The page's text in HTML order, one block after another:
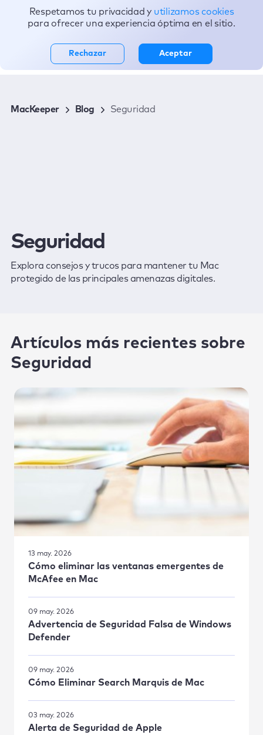
Tópicos
MacKeeper Blog Seguridad
Seguridad
Explora consejos y trucos para mantener tu Mac
protegido de las principales amenazas digitales.
Artículos más recientes sobre
Seguridad
13 may. 2026
Cómo eliminar las ventanas emergentes de
McAfee en Mac
09 may. 2026
Advertencia de Seguridad Falsa de Windows
Defender
09 may. 2026
Cómo Eliminar Search Marquis de Mac
03 may. 2026
Alerta de Seguridad de Apple
Respetamos tu privacidad y utilizamos cookies
para ofrecer una experiencia óptima en el sitio.
Rechazar Aceptar